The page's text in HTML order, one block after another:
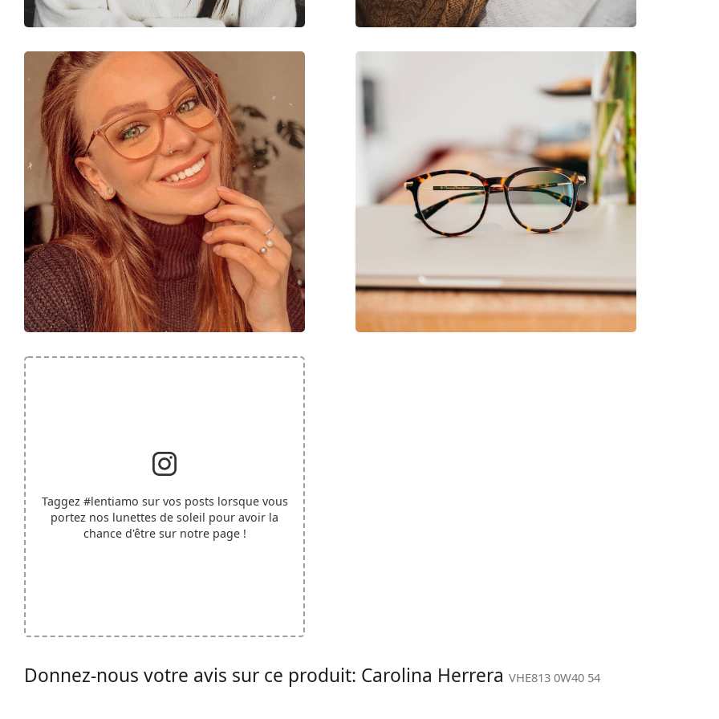
Taggez #lentiamo sur vos posts lorsque vous
portez nos lunettes de soleil pour avoir la
chance d'être sur notre page !
Donnez-nous votre avis sur ce produit: Carolina Herrera VHE813 0W40 54